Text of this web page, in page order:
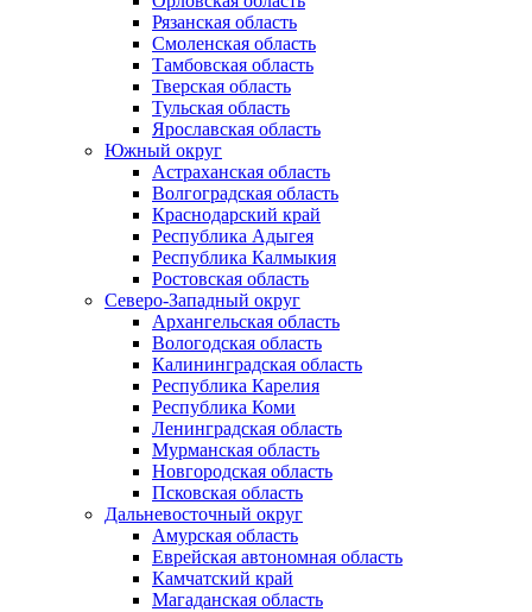
Рязанская область
Смоленская область
Тамбовская область
Тверская область
Тульская область
Ярославская область
Южный округ
Астраханская область
Волгоградская область
Краснодарский край
Республика Адыгея
Республика Калмыкия
Ростовская область
Северо-Западный округ
Архангельская область
Вологодская область
Калининградская область
Республика Карелия
Республика Коми
Ленинградская область
Мурманская область
Новгородская область
Псковская область
Дальневосточный округ
Амурская область
Еврейская автономная область
Камчатский край
Магаданская область